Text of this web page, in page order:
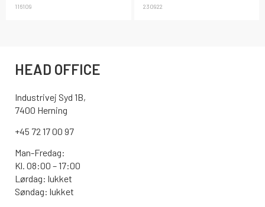
116109 230922
HEAD OFFICE
Industrivej Syd 1B,
7400 Herning
+45 72 17 00 97
Man-Fredag:
Kl. 08:00 – 17:00
Lørdag: lukket
Søndag: lukket